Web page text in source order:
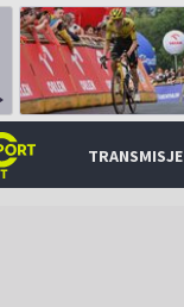
TRANSMISJE